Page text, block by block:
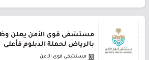
مستشفى قوى الأمن يعلن
بالرياض لحملة الدبلوم فأعلى
مستشفى قوى الأمن